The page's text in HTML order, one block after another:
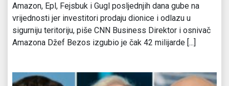
Amazon, Epl, Fejsbuk i Gugl posljednjih dana gube na
vrijednosti jer investitori prodaju dionice i odlazu u
sigurniju teritoriju, piše CNN Business Direktor i osnivač
Amazona Džef Bezos izgubio je čak 42 milijarde [...]